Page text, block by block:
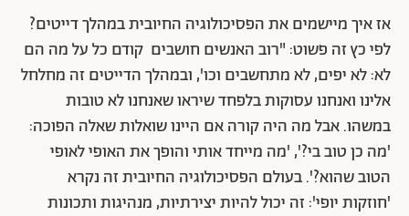
אז איך מיישמים את הפסיכולוגיה החיובית במהלך דייטים?
לפי כץ זה פשוט: "רוב האנשים חושבים קודם כל על מה הם
לא: לא יפים, לא מתחשבים וכו', ובמהלך הדייטים זה מחלחל
אלינו ואנחנו עסוקות בלפחד שיראו שאנחנו לא טובות
במשהו. אבל מה היה קורה אם היינו שואלות שאלה הפוכה:
'מה כן טוב בי?', 'מה מייחד אותי והופך את האופי לאופי
הטוב שהוא?'. בעולם הפסיכולוגיה החיובית זה נקרא
'חוזקות יופי': זה יכול להיות יצירתיות, מנהיגות ותכונות